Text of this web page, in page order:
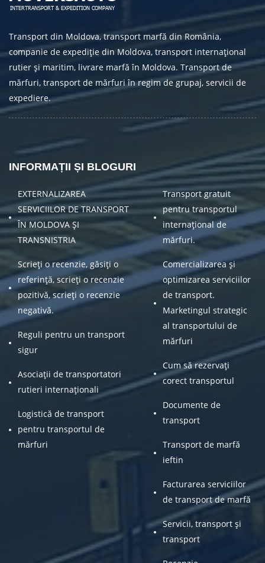
Transport din Moldova, transport marfă din România,
companie de expediție din Moldova, transport internațional
rutier și maritim, livrare marfă în Moldova. Transport de
mărfuri, transport de mărfuri în regim de grupaj, servicii de
expediere.
INFORMAȚII ȘI BLOGURI
EXTERNALIZAREA
SERVICIILOR DE TRANSPORT
ÎN MOLDOVA ȘI
TRANSNISTRIA
Scrieți o recenzie, găsiți o
referință, scrieți o recenzie
pozitivă, scrieți o recenzie
negativă.
Reguli pentru un transport
sigur
Asociații de transportatori
rutieri internaționali
Logistică de transport
pentru transportul de
mărfuri
Transport gratuit
pentru transportul
internațional de
mărfuri.
Comercializarea și
optimizarea serviciilor
de transport.
Marketingul strategic
al transportului de
mărfuri
Cum să rezervați
corect transportul
Documente de
transport
Transport de marfă
ieftin
Facturarea serviciilor
de transport de marfă
Servicii, transport și
transport